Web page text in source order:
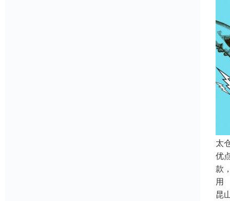
太
优
款
用
昆